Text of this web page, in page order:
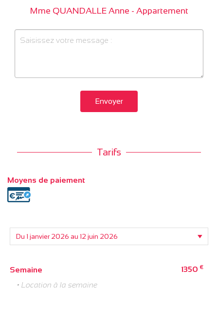
Mme QUANDALLE Anne - Appartement
Envoyer
Tarifs
Moyens de paiement
Semaine 1350 €
• Location à la semaine